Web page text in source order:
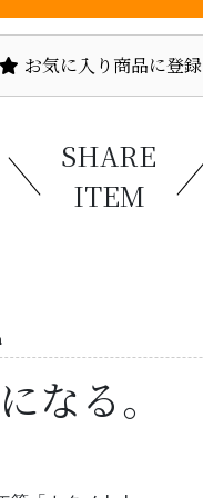
お気に入り商品に登録
SHARE
ITEM
なる。